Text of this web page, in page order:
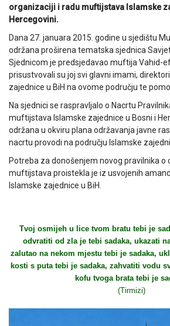
organizaciji i radu muftijstava Islamske
Hercegovini.
Dana 27. januara 2015. godine u sjedištu
održana proširena tematska sjednica
Sjednicom je predsjedavao muftija Vahid-
prisustvovali su joj svi glavni imami,
zajednice u BiH na ovome području te
Na sjednici se raspravljalo o Nacrtu
muftijstava Islamske zajednice u Bosni i
održana u okviru plana održavanja javne
nacrtu provodi na području Islamske
Potreba za donošenjem novog pravilnika o
muftijstava proistekla je iz usvojenih
Islamske zajednice u BiH.
Tvoj osmijeh u lice tvom bratu tebi je
odvratiti od zla je tebi sadaka, ukazati
zalutao na nekom mjestu tebi je sadaka,
kosti s puta tebi je sadaka, zahvatiti vodu
kofu tvoga brata tebi je
(Tirmizi)